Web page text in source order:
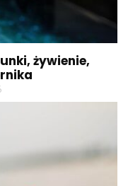
żywienie,